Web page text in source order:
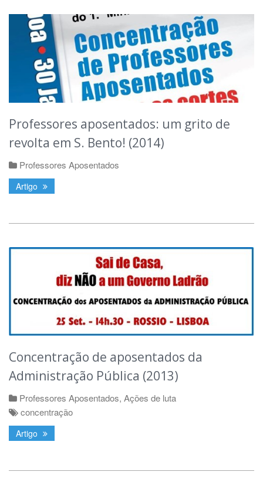
Professores aposentados: um grito de
revolta em S. Bento! (2014)
Professores Aposentados
Artigo
Concentração de aposentados da
Administração Pública (2013)
Professores Aposentados, Ações de luta
concentração
Artigo